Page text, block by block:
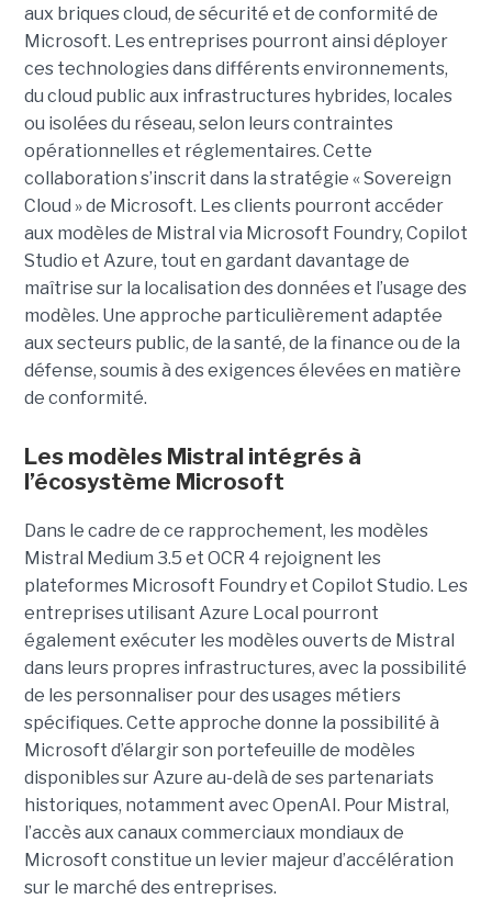
aux briques cloud, de sécurité et de conformité de
Microsoft. Les entreprises pourront ainsi déployer
ces technologies dans différents environnements,
du cloud public aux infrastructures hybrides, locales
ou isolées du réseau, selon leurs contraintes
opérationnelles et réglementaires. Cette
collaboration s’inscrit dans la stratégie « Sovereign
Cloud » de Microsoft. Les clients pourront accéder
aux modèles de Mistral via Microsoft Foundry, Copilot
Studio et Azure, tout en gardant davantage de
maîtrise sur la localisation des données et l’usage des
modèles. Une approche particulièrement adaptée
aux secteurs public, de la santé, de la finance ou de la
défense, soumis à des exigences élevées en matière
de conformité.
Les modèles Mistral intégrés à
l’écosystème Microsoft
Dans le cadre de ce rapprochement, les modèles
Mistral Medium 3.5 et OCR 4 rejoignent les
plateformes Microsoft Foundry et Copilot Studio. Les
entreprises utilisant Azure Local pourront
également exécuter les modèles ouverts de Mistral
dans leurs propres infrastructures, avec la possibilité
de les personnaliser pour des usages métiers
spécifiques. Cette approche donne la possibilité à
Microsoft d’élargir son portefeuille de modèles
disponibles sur Azure au-delà de ses partenariats
historiques, notamment avec OpenAI. Pour Mistral,
l’accès aux canaux commerciaux mondiaux de
Microsoft constitue un levier majeur d’accélération
sur le marché des entreprises.